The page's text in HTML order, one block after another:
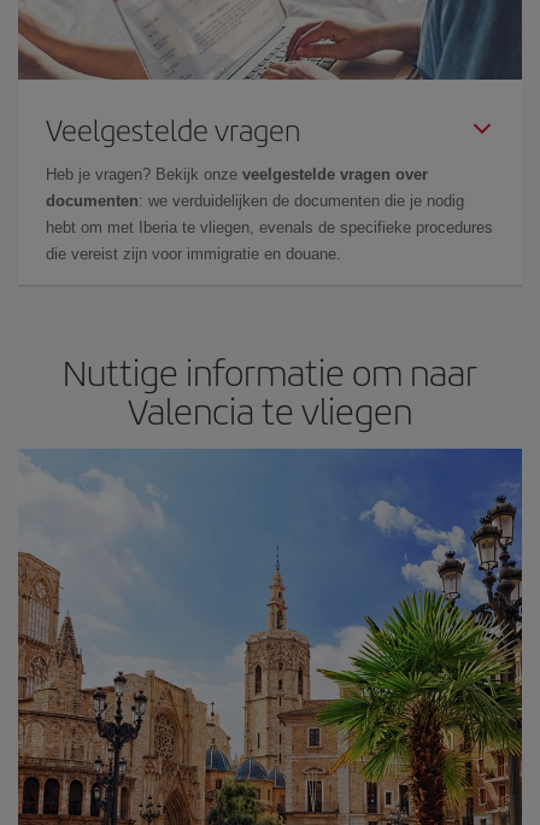
Veelgestelde vragen
Heb je vragen? Bekijk onze veelgestelde vragen over
documenten: we verduidelijken de documenten die je nodig
hebt om met Iberia te vliegen, evenals de specifieke procedures
die vereist zijn voor immigratie en douane.
Nuttige informatie om naar
Valencia te vliegen